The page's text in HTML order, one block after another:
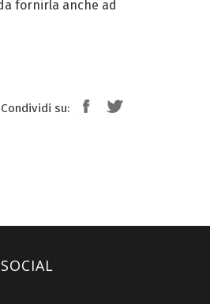
fornirla anche ad
Condividi su: